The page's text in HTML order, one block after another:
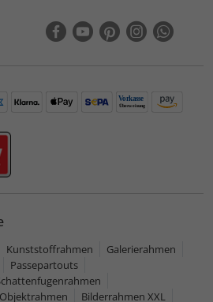
Kunststoffrahmen
Galerierahmen
Passepartouts
Objektrahmen Bilderrahmen XXL